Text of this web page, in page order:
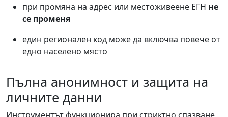
при промяна на адрес или местоживеене ЕГН не
се променя
един регионален код може да включва повече от
едно населено място
Пълна анонимност и защита на
личните данни
Инструментът функционира при стриктно спазване